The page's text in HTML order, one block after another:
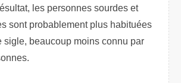
les personnes sourdes et
sont probablement plus habituées
sigle, beaucoup moins connu par